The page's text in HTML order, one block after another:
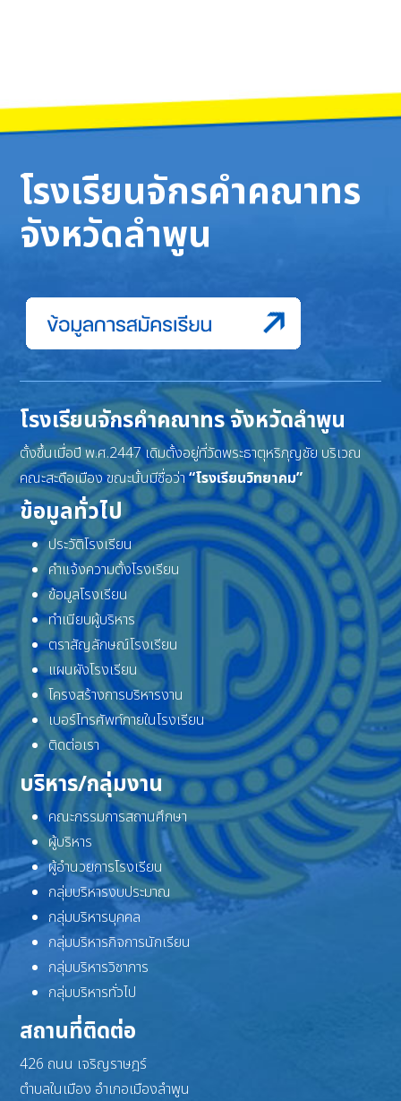
โรงเรียนจักรคำคณาทร
จังหวัดลำพูน
โรงเรียนจักรคำคณาทร จังหวัดลำพูน
ตั้งขึ้นเมื่อปี พ.ศ.2447 เดิมตั้งอยู่ที่วัดพระธาตุหริภุญชัย บริเวณ
คณะสะดือเมือง ขณะนั้นมีชื่อว่า“โรงเรียนวิทยาคม”
ข้อมูลทั่วไป
ประวัติโรงเรียน
คำแจ้งความตั้งโรงเรียน
ข้อมูลโรงเรียน
ทำเนียบผู้บริหาร
ตราสัญลักษณ์โรงเรียน
แผนผังโรงเรียน
โครงสร้างการบริหารงาน
เบอร์โทรศัพท์ภายในโรงเรียน
ติดต่อเรา
บริหาร/กลุ่มงาน
คณะกรรมการสถานศึกษา
ผู้บริหาร
ผู้อำนวยการโรงเรียน
กลุ่มบริหารงบประมาณ
กลุ่มบริหารบุคคล
กลุ่มบริหารกิจการนักเรียน
กลุ่มบริหารวิชาการ
กลุ่มบริหารทั่วไป
สถานที่ติดต่อ
426 ถนน เจริญราษฎร์
ตำบลในเมือง อำเภอเมืองลำพูน